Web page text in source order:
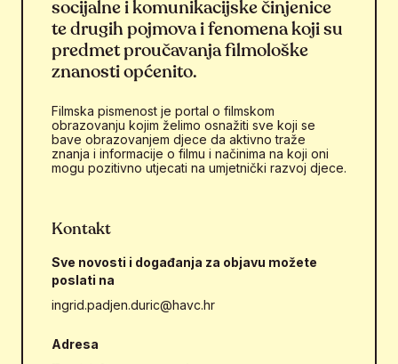
socijalne i komunikacijske činjenice
te drugih pojmova i fenomena koji su
predmet proučavanja filmološke
znanosti općenito.
Filmska pismenost je portal o filmskom
obrazovanju kojim želimo osnažiti sve koji se
bave obrazovanjem djece da aktivno traže
znanja i informacije o filmu i načinima na koji oni
mogu pozitivno utjecati na umjetnički razvoj djece.
Kontakt
Sve novosti i događanja za objavu možete
poslati na
ingrid.padjen.duric@havc.hr
Adresa